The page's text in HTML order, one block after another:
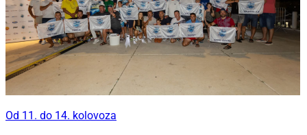
Od 11. do 14. kolovoza